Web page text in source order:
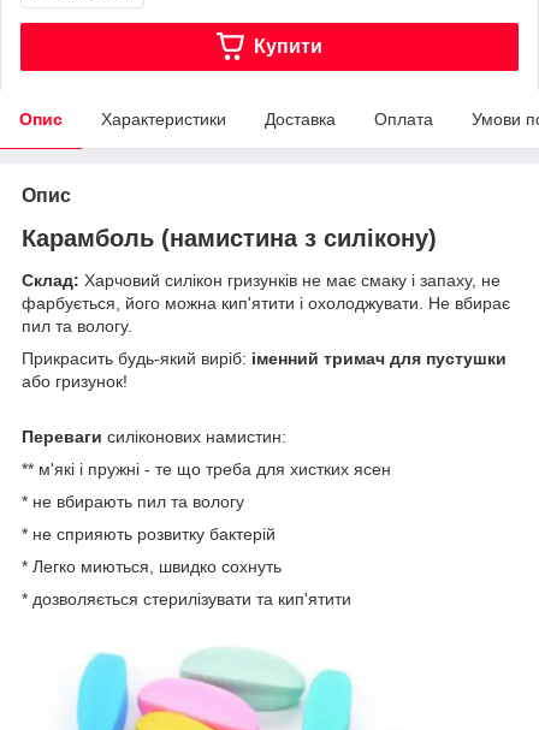
Купити
Опис Характеристики Доставка Оплата Умови
Опис
Карамболь (намистина з силікону)
Склад: Харчовий силікон гризунків не має смаку і запаху, не
фарбується, його можна кип'ятити і охолоджувати. Не вбирає
пил та вологу.
Прикрасить будь-який виріб: іменний тримач для пустушки
або гризунок!
Переваги силіконових намистин:
** м'які і пружні - те що треба для хистких ясен
* не вбирають пил та вологу
* не сприяють розвитку бактерій
* Легко миються, швидко сохнуть
* дозволяється стерилізувати та кип'ятити